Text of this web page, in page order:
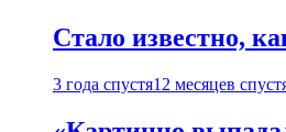
Стало известно,
3 года спустя12 месяцев